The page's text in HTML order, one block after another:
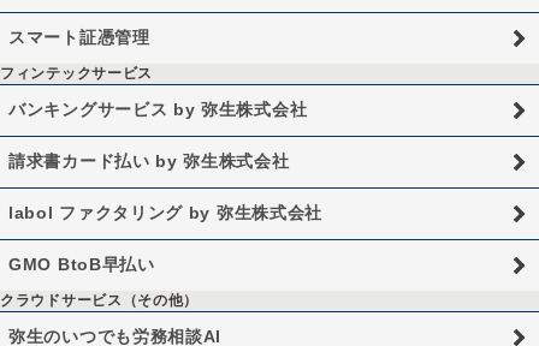
スマート証憑管理
フィンテックサービス
バンキングサービス by 弥生株式会社
請求書カード払い by 弥生株式会社
labol ファクタリング by 弥生株式会社
GMO BtoB早払い
クラウドサービス（その他）
弥生のいつでも労務相談AI